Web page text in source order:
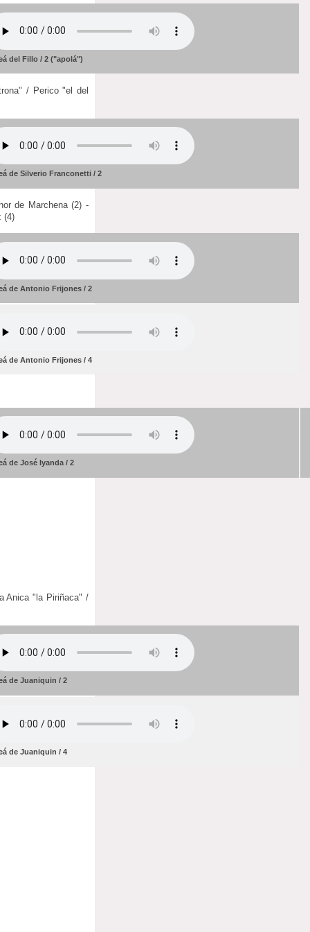
del Fillo / 2 ("apolá")
/ Perico "el del
de Silverio Franconetti / 2
de Marchena (2) -
(4)
de Antonio Frijones / 2
de Antonio Frijones / 4
de José Iyanda / 2
Anica "la Piriñaca" /
de Juaniquin / 2
de Juaniquin / 4